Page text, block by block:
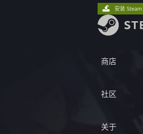
商店
社区
关于
安装 Steam